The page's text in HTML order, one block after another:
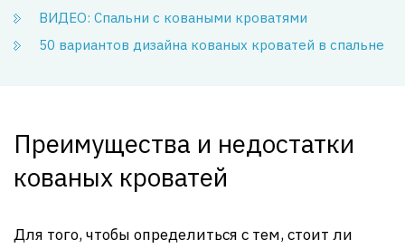
ВИДЕО: Спальни с коваными кроватями
50 вариантов дизайна кованых кроватей в спальне
Преимущества и недостатки
кованых кроватей
Для того, чтобы определиться с тем, стоит ли